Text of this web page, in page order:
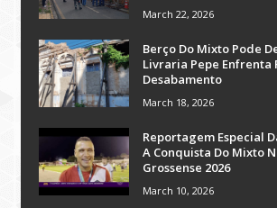
March 22, 2026
Berço Do Mixto Pode
Livraria Pepe Enfrenta
Desabamento
March 18, 2026
Reportagem Especial
A Conquista Do Mixto
Grossense 2026
March 10, 2026